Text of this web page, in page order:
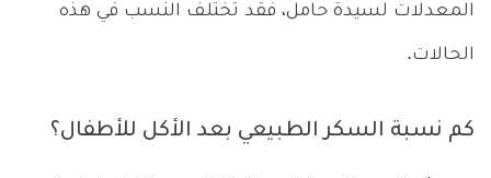
المعدلات لسيدة حامل، فقد تختلف النسب في هذه
الحالات.
كم نسبة السكر الطبيعي بعد الأكل للأطفال؟